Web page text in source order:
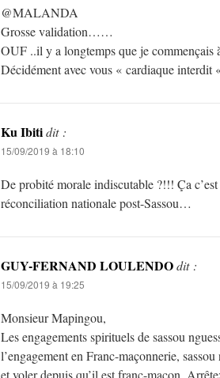
@MALANDA
Grosse validation……
OUF ..il y a longtemps que je commençais
Décidément avec vous « cardiaque
Ku Ibitidit :
15/09/2019 à 18:10
De probité morale indiscutable ?!!! Ça
réconciliation nationale post-Sassou…
GUY-FERNAND LOULENDOdit :
15/09/2019 à 19:25
Monsieur Mapingou,
Les engagements spirituels de sassou
l’engagement en Franc-maçonnerie,
et voler depuis qu’il est franc-maçon.